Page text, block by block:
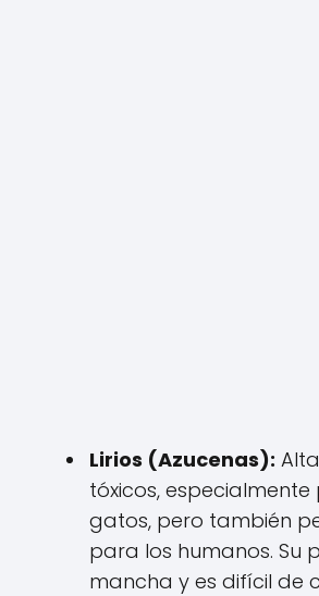
Lirios (Azucenas):
tóxicos,
gatos, pero también
para los humanos. Su
mancha y es difícil de